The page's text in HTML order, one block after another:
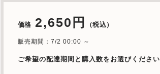
価格 2,650円 （税込）
販売期間：7/2 00:00 ～
ご希望の配達期間と購入数をお選びください